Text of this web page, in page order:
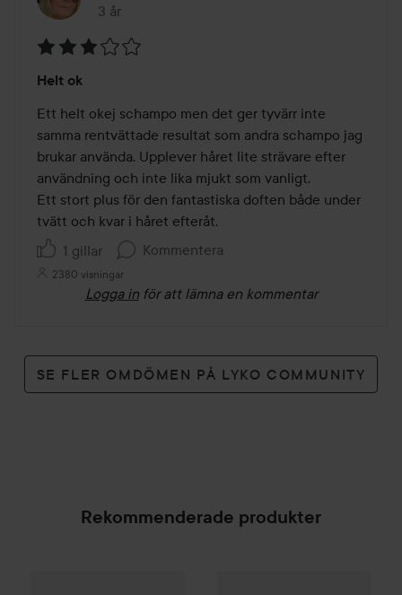
3 år
Inlägget skapades 3 år
3
av
5
Helt ok
Ett helt okej schampo men det ger tyvärr inte
samma rentvättade resultat som andra schampo jag
brukar använda. Upplever håret lite strävare efter
användning och inte lika mjukt som vanligt.
Ett stort plus för den fantastiska doften både under
tvätt och kvar i håret efteråt.
1 gillar
Kommentera
2380 visningar
Logga in för att lämna en kommentar
SE FLER OMDÖMEN PÅ LYKO COMMUNITY
Rekommenderade produkter